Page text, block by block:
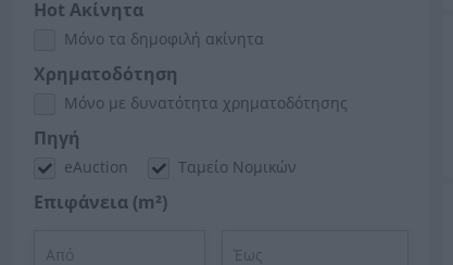
Hot Ακίνητα
Μόνο τα δημοφιλή ακίνητα
Χρηματοδότηση
Μόνο με δυνατότητα χρηματοδότησης
Πηγή
eAuction Ταμείο Νομικών
Επιφάνεια (m²)